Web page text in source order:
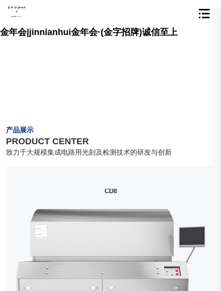
金年会|jinnianhui金年会·(金字招牌)诚信至上
产品展示
PRODUCT CENTER
致力于大规模集成电路用光刻及检测技术的研发与创新
CD8